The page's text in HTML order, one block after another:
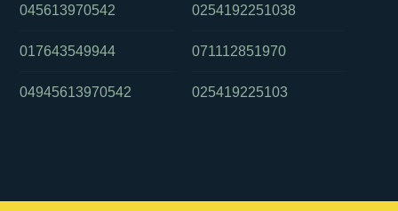
045613970542
017643549944
04945613970542
0254192251038
071112851970
025419225103